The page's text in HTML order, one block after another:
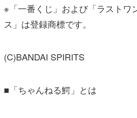
※「一番くじ」および「ラストワ
ス」は登録商標です。
(C)BANDAI SPIRITS
■「ちゃんねる鰐」とは